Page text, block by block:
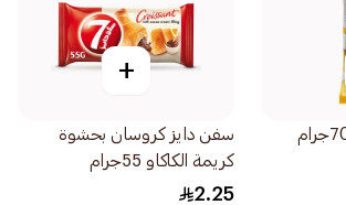
+
سفن دايز كروسان بحشوة
كريمة الكاكاو 55جرام
2.25